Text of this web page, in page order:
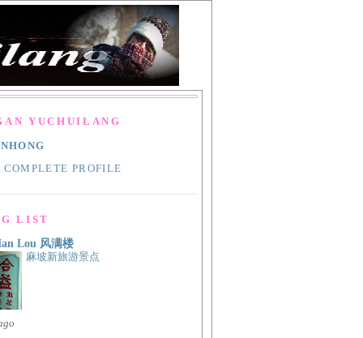
YUCHUILANG
PROFILE
LIST
Lou 风满楼
麻坡新旅游景点